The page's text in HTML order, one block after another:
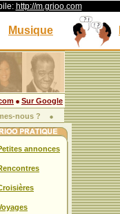
http://m.grioo.com
Musique
Sur Google
nous ?
annonces